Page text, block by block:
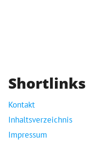
Shortlinks
Kontakt
Inhaltsverzeichnis
Impressum